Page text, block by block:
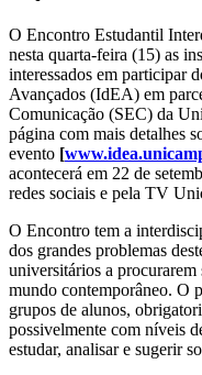
O Encontro Estudantil
nesta quarta-feira (15) as
interessados em participar
Avançados (IdEA) em
Comunicação (SEC) da
página com mais detalhes
evento [
acontecerá em 22 de
redes sociais e pela TV
O Encontro tem a
dos grandes problemas
universitários a procurarem
mundo contemporâneo. O
grupos de alunos,
possivelmente com níveis
estudar, analisar e sugerir